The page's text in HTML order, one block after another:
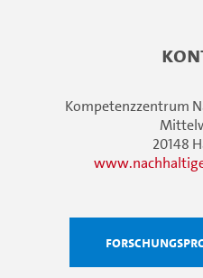
Kompetenzzentrum
20148